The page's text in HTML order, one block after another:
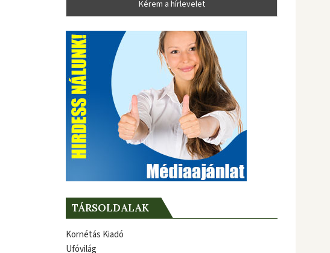
TÁRSOLDALAK
Kornétás Kiadó
Ufóvilág